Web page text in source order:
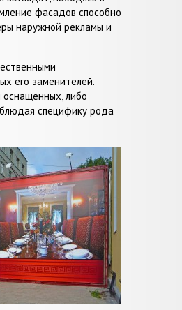
фасадов способно
наружной рекламы и
его заменителей.
либо
специфику рода